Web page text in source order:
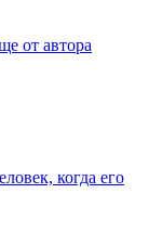
от автора
когда его